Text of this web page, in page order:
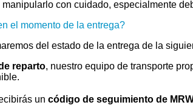
con cuidado, especialmente
el momento de la entrega?
del estado de la entrega de la
reparto, nuestro equipo de transporte
un código de seguimiento de